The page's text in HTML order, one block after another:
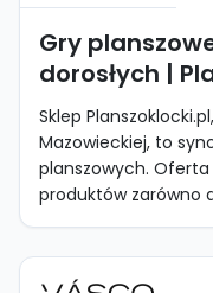
Gry
dorosłych |
Sklep
Mazowieckiej, to
planszowych.
produktów zarówno